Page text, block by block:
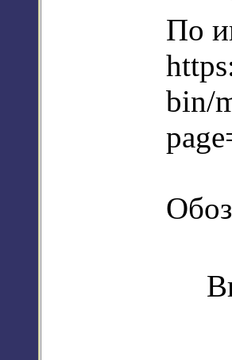
По
bin/